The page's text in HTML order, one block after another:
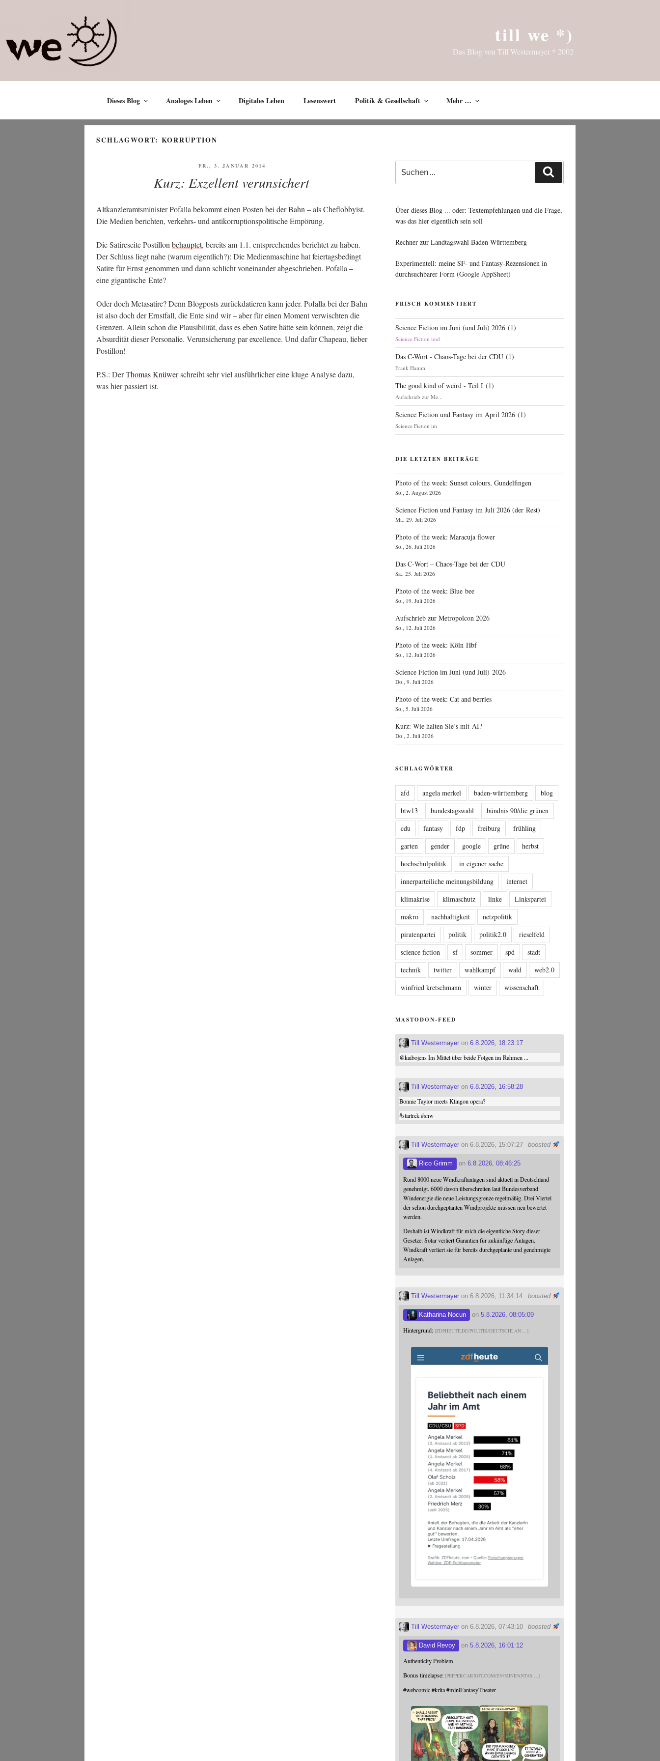
till we *)
Das Blog von Till Westermayer * 2002
Dieses Blog Analoges Leben Digitales Leben Lesenswert Politik & Gesellschaft Mehr …
SCHLAGWORT: KORRUPTION
VERÖFFENTLICHT
FR., 3. JANUAR 2014
Kurz: Exzellent verunsichert
Alt­kanz­ler­amts­mi­nis­ter Pofalla bekommt einen Pos­ten bei der Bahn – als Chef­lob­by­ist.
Die Medi­en berich­ten, ver­kehrs- und anti­kor­rup­ti­ons­po­li­ti­sche Empörung.
Die Sati­re­sei­te Pos­til­lon behaup­tet, bereits am 1.1. ent­spre­chen­des berich­tet zu haben.
Der Schluss liegt nahe (war­um eigent­lich?): Die Medi­en­ma­schi­ne hat fei­er­tags­be­dingt
Sati­re für Ernst genom­men und dann schlicht von­ein­an­der abge­schrie­ben. Pofalla –
eine gigan­ti­sche Ente?
Oder doch Meta­sa­ti­re? Denn Blog­posts zurück­da­tie­ren kann jeder. Pofalla bei der Bahn
ist also doch der Ernst­fall, die Ente sind wir – aber für einen Moment ver­wisch­ten die
Gren­zen. Allein schon die Plau­si­bi­li­tät, dass es eben Sati­re hät­te sein kön­nen, zeigt die
Absur­di­tät die­ser Per­so­na­lie. Ver­un­si­che­rung par excel­lence. Und dafür Cha­peau, lie­ber
Postillon!
P.S.: DerTho­mas Knü­werschreibt sehr viel aus­führ­li­cher eine klu­ge Ana­ly­se dazu,
was hier pas­siert ist.
Suche
nach:
Über dieses Blog ... oder: Textempfehlungen und die Frage,
was das hier eigentlich sein soll
Rechner zur Landtagswahl Baden-Württemberg
Experimentell: meine SF- und Fantasy-Rezensionen in
durchsuchbarer Form (Google AppSheet)
FRISCH KOMMENTIERT
Science Fiction im Juni (und Juli) 2026 (1)
Science Fiction und
Das C-Wort - Chaos-Tage bei der CDU (1)
Frank Hamm
The good kind of weird - Teil I (1)
Aufschrieb zur Me...
Science Fiction und Fantasy im April 2026 (1)
Science Fiction im
DIE LETZTEN BEITRÄGE
Photo of the week: Sunset colours, Gundelfingen
So., 2. August 2026
Science Fiction und Fantasy im Juli 2026 (der Rest)
Mi., 29. Juli 2026
Photo of the week: Maracuja flower
So., 26. Juli 2026
Das C‑Wort – Chaos-Tage bei der CDU
Sa., 25. Juli 2026
Photo of the week: Blue bee
So., 19. Juli 2026
Aufschrieb zur Metropolcon 2026
So., 12. Juli 2026
Photo of the week: Köln Hbf
So., 12. Juli 2026
Science Fiction im Juni (und Juli) 2026
Do., 9. Juli 2026
Photo of the week: Cat and berries
So., 5. Juli 2026
Kurz: Wie halten Sie’s mit AI?
Do., 2. Juli 2026
SCHLAGWÖRTER
afd angela merkel baden-württemberg
blog
btw13
bundestagswahl
bündnis 90/die grünen
cdu
fantasy fdp freiburg
frühling
garten
gender google grüne
herbst
hochschulpolitik
in eigener sache
innerparteiliche meinungsbildung
internet
klimakrise
klimaschutz linke
Linkspartei
makro
nachhaltigkeit
netzpolitik
piratenpartei
politik politik2.0
rieselfeld
science fiction
sf sommer spd
stadt
technik
twitter wahlkampf wald
web2.0
winfried kretschmann
winter wissenschaft
MASTODON-FEED
Till Westermayer on6.8.2026, 18:23:17
@kaibojensIm Mittel über beide Folgen im Rahmen ...
Till Westermayer on6.8.2026, 16:58:28
Bonnie Taylor meets Klingon opera?
#startrek #snw
boosted
Till Westermayer on 6.8.2026, 15:07:27
Rico Grimm on6.8.2026, 08:46:25
Rund 8000 neue Windkraftanlagen sind aktuell in Deutschland
genehmigt. 6000 davon überschreiten laut Bundesverband
Windenergie die neue Leistungsgrenze regelmäßig. Drei Viertel
der schon durchgeplanten Windprojekte müssen neu bewertet
werden.
Deshalb ist Windkraft für mich die eigentliche Story dieser
Gesetze: Solar verliert Garantien für zukünftige Anlagen.
Windkraft verliert sie für bereits durchgeplante und genehmigte
Anlagen.
boosted
Till Westermayer on 6.8.2026, 11:34:14
Katharina Nocun on5.8.2026, 08:05:09
Hintergrund: ZDFHEUTE.DE/POLITIK/DEUTSCHLAN
boosted
Till Westermayer on 6.8.2026, 07:43:10
David Revoy on5.8.2026, 16:01:12
Authenticity Problem
Bonus timelapse: PEPPERCARROT.COM/EN/MINIFANTAS
#webcomic #krita#miniFantasyTheater